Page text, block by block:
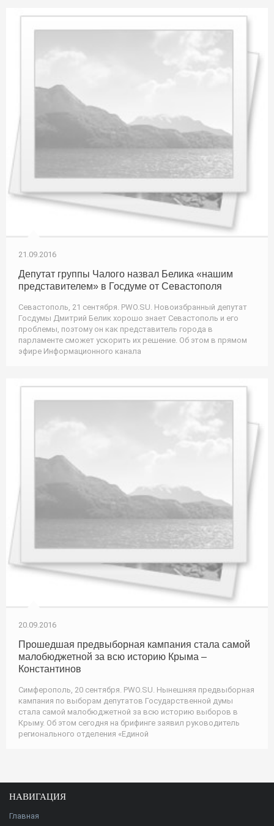
21.09.2016
Депутат группы Чалого назвал Белика «нашим
представителем» в Госдуме от Севастополя
Севастополь, 21 сентября. PWO.SU. Новоизбранный депутат
Госдумы Дмитрий Белик хорошо знает Севастополь и его
проблемы, поэтому он как представитель города в
парламенте сможет ускорить их решение. Об этом в прямом
эфире Информационного канала
20.09.2016
Прошедшая предвыборная кампания стала самой
малобюджетной за всю историю Крыма –
Константинов
Симферополь, 20 сентября. PWO.SU. Нынешняя предвыборная
кампания по выборам депутатов Государственной думы
стала самой малобюджетной за всю историю выборов в
Крыму. Об этом сегодня на брифинге заявил руководитель
регионального отделения «Единой
НАВИГАЦИЯ
Главная